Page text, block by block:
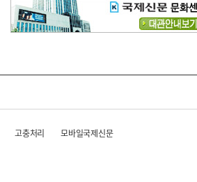
조해훈의 고전 속 이 문장 [전체보기]
고충처리
모바일국제신문